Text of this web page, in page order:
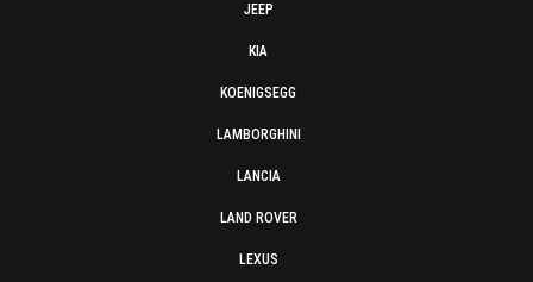
JEEP
KIA
KOENIGSEGG
LAMBORGHINI
LANCIA
LAND ROVER
LEXUS